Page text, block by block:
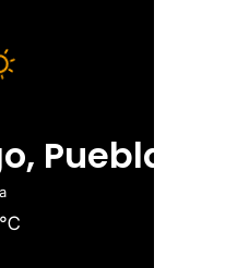
Puebla
℃